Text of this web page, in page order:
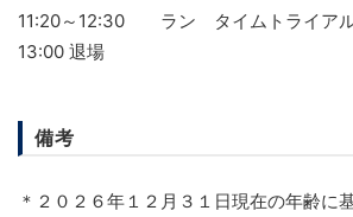
11:20～12:30 ラン タイムトライア
13:00 退場
備考
＊２０２６年１２月３１日現在の年齢に